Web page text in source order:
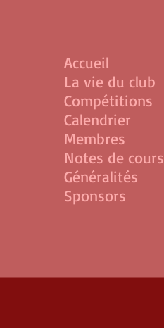
Accueil
La vie du club
Compétitions
Calendrier
Membres
Notes de cours
Généralités
Sponsors